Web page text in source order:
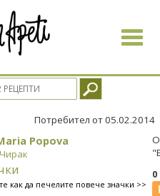
Toggle
Потребител от 05.02.2014
Popova
как да печелите повече значки >>